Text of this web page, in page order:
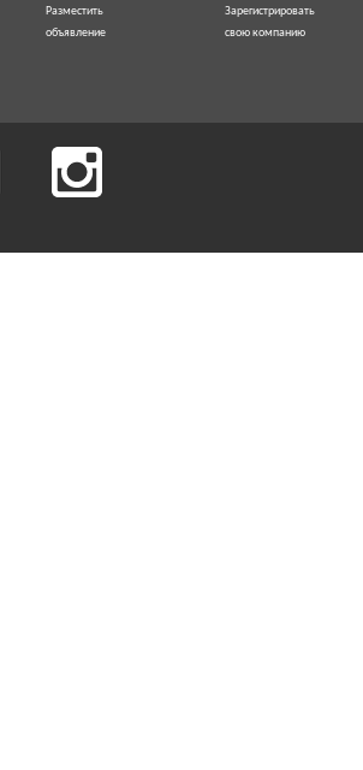
Разместить
объявление
Зарегистрировать
свою компанию